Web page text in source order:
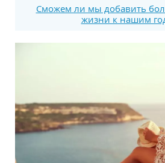
Сможем ли мы добавить
жизни к нашим